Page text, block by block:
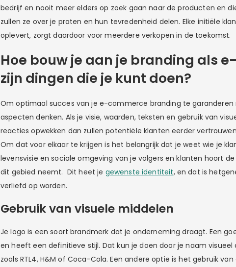
bedrijf en nooit meer elders op zoek gaan naar de producten en
zullen ze over je praten en hun tevredenheid delen. Elke initiële
oplevert, zorgt daardoor voor meerdere verkopen in de toekomst.
Hoe bouw je aan je branding als
zijn dingen die je kunt doen?
Om optimaal succes van je e-commerce branding te garanderen
aspecten denken. Als je visie, waarden, teksten en gebruik van
reacties opwekken dan zullen potentiële klanten eerder
Om dat voor elkaar te krijgen is het belangrijk dat je weet wie je
levensvisie en sociale omgeving van je volgers en klanten hoort
dit gebied neemt. Dit heet je gewenste identiteit, en dat is
verliefd op worden.
Gebruik van visuele middelen
Je logo is een soort brandmerk dat je onderneming draagt. Een
en heeft een definitieve stijl. Dat kun je doen door je naam visueel
zoals RTL4, H&M of Coca-Cola. Een andere optie is het gebruik